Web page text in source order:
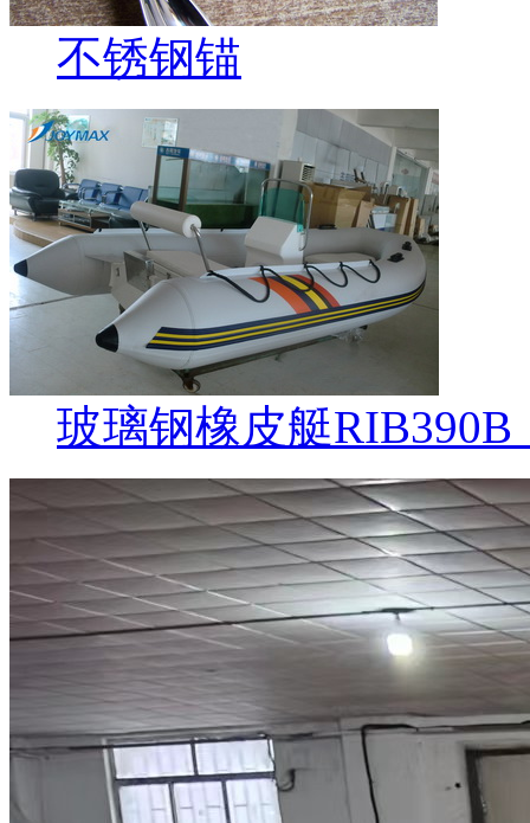
不锈钢锚
玻璃钢橡皮艇